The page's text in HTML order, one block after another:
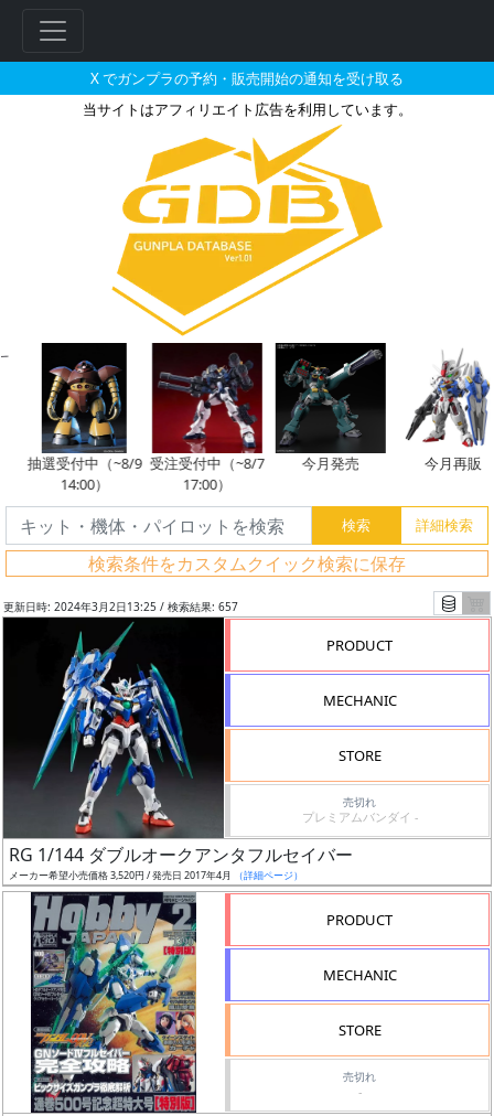
X でガンプラの予約・販売開始の通知を受け取る
当サイトはアフィリエイト広告を利用しています。
RG 1/144 ダブルオークアンタフ
抽選受付中（~8/9
14:00）
受注受付中（~8/7
17:00）
今月発売 今月再販
検索条件をカスタムクイック検索に保存
フ
リ
更新日時: 2024年3月2日13:25 / 検索結果: 657
PRODUCT
MECHANIC
STORE
売切れ
プレミアムバンダイ -
RG 1/144 ダブルオークアンタフルセイバー
メーカー希望小売価格 3,520円 / 発売日 2017年4月 （詳細ページ）
PRODUCT
MECHANIC
STORE
売切れ
-